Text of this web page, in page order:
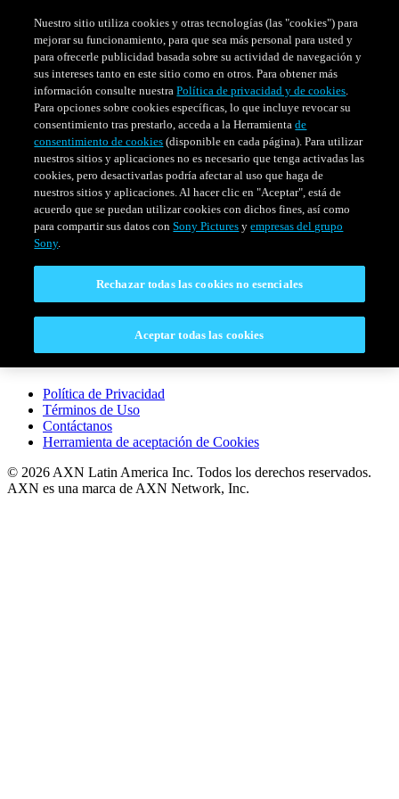
HORARIO EVENTOS ESPECIALES
Venezuela
LEGAL
Política de Privacidad
Términos de Uso
Contáctanos
Herramienta de aceptación de Cookies
© 2026 AXN Latin America Inc. Todos los derechos reservados.
AXN es una marca de AXN Network, Inc.
Nuestro sitio utiliza cookies y otras tecnologías (las "cookies") para
mejorar su funcionamiento, para que sea más personal para usted y
para ofrecerle publicidad basada sobre su actividad de navegación y
sus intereses tanto en este sitio como en otros. Para obtener más
información consulte nuestraPolítica de privacidad y de cookies.
Para opciones sobre cookies específicas, lo que incluye revocar su
consentimiento tras prestarlo, acceda a la Herramientade
consentimiento de cookies (disponible en cada página). Para utilizar
nuestros sitios y aplicaciones no es necesario que tenga activadas las
cookies, pero desactivarlas podría afectar al uso que haga de
nuestros sitios y aplicaciones. Al hacer clic en "Aceptar", está de
acuerdo que se puedan utilizar cookies con dichos fines, así como
para compartir sus datos conSony Pictures yempresas del grupo
Sony.
Rechazar todas las cookies no esenciales
Aceptar todas las cookies